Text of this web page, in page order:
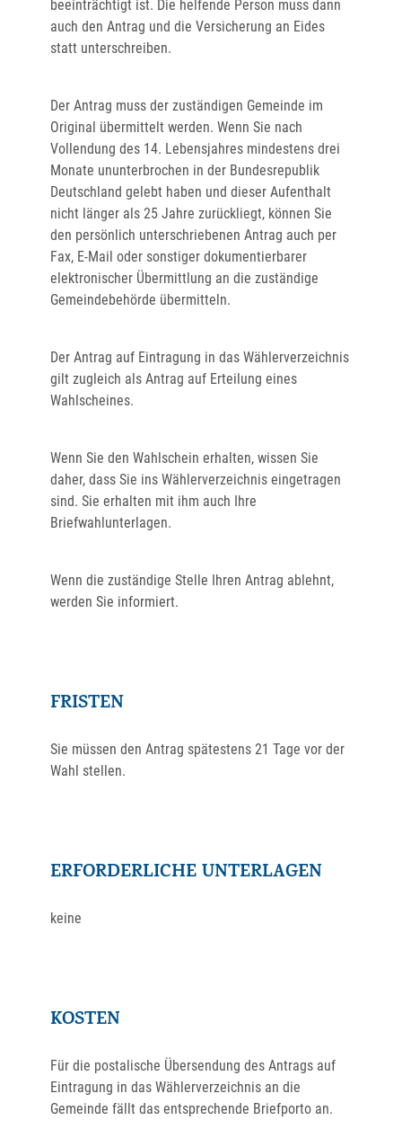
beeinträchtigt ist. Die helfende Person muss dann
auch den Antrag und die Versicherung an Eides
statt unterschreiben.
Der Antrag muss der zuständigen Gemeinde im
Original übermittelt werden. Wenn Sie nach
Vollendung des 14. Lebensjahres mindestens drei
Monate ununterbrochen in der Bundesrepublik
Deutschland gelebt haben und dieser Aufenthalt
nicht länger als 25 Jahre zurückliegt, können Sie
den persönlich unterschriebenen Antrag auch per
Fax, E-Mail oder sonstiger dokumentierbarer
elektronischer Übermittlung an die zuständige
Gemeindebehörde übermitteln.
Der Antrag auf Eintragung in das Wählerverzeichnis
gilt zugleich als Antrag auf Erteilung eines
Wahlscheines.
Wenn Sie den Wahlschein erhalten, wissen Sie
daher, dass Sie ins Wählerverzeichnis eingetragen
sind. Sie erhalten mit ihm auch Ihre
Briefwahlunterlagen.
Wenn die zuständige Stelle Ihren Antrag ablehnt,
werden Sie informiert.
FRISTEN
Sie müssen den Antrag spätestens 21 Tage vor der
Wahl stellen.
ERFORDERLICHE UNTERLAGEN
keine
KOSTEN
Für die postalische Übersendung des Antrags auf
Eintragung in das Wählerverzeichnis an die
Gemeinde fällt das entsprechende Briefporto an.